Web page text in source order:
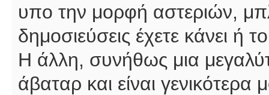
υπο την μορφή αστεριών,
δημοσιεύσεις έχετε κάνει
Η άλλη, συνήθως μια
άβαταρ και είναι